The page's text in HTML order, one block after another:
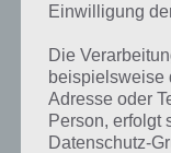
Einwilligung
Die
beispielsweise
Adresse oder
Person, erfolgt
Datenschutz-